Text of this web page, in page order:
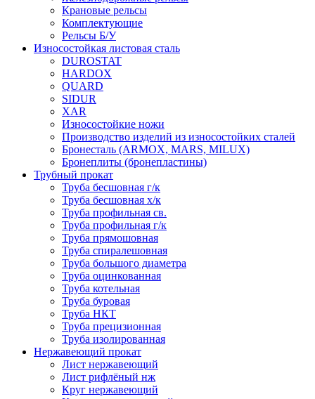
Крановые рельсы
Комплектующие
Рельсы Б/У
Износостойкая листовая сталь
DUROSTAT
HARDOX
QUARD
SIDUR
XAR
Износостойкие ножи
Производство изделий из износостойких сталей
Бронесталь (ARMOX, MARS, MILUX)
Бронеплиты (бронепластины)
Трубный прокат
Труба бесшовная г/к
Труба бесшовная х/к
Труба профильная св.
Труба профильная г/к
Труба прямошовная
Труба спиралешовная
Труба большого диаметра
Труба оцинкованная
Труба котельная
Труба буровая
Труба НКТ
Труба прецизионная
Труба изолированная
Нержавеющий прокат
Лист нержавеющий
Лист рифлёный нж
Круг нержавеющий